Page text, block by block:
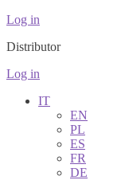
Log in
Distributor
Log in
IT
EN
PL
ES
FR
DE